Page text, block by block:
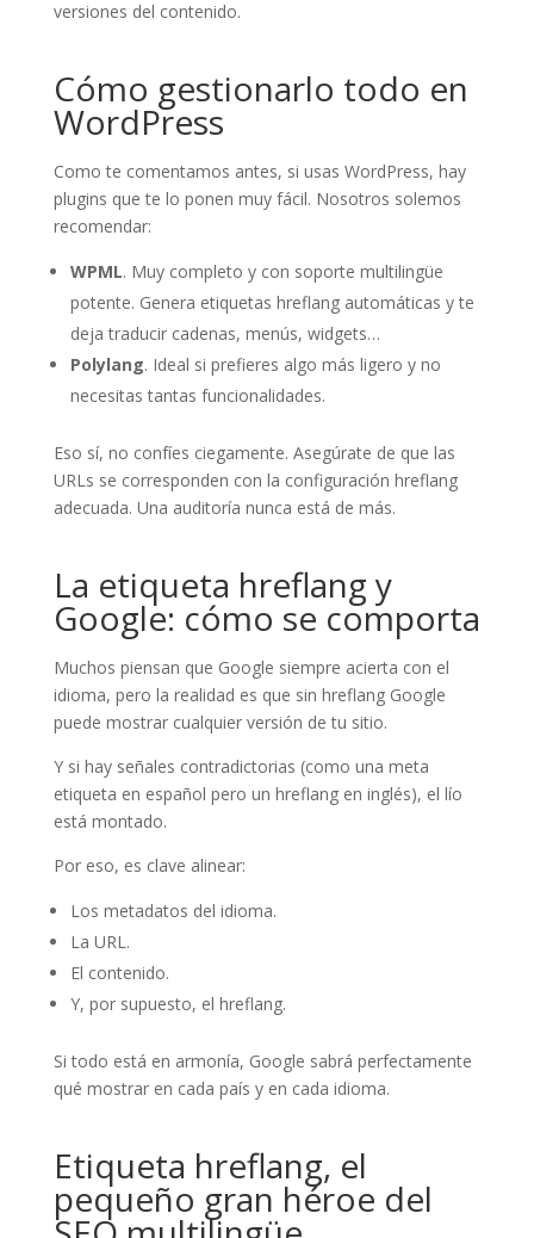
versiones del contenido.
Cómo gestionarlo todo en
WordPress
Como te comentamos antes, si usas WordPress, hay
plugins que te lo ponen muy fácil. Nosotros solemos
recomendar:
WPML. Muy completo y con soporte multilingüe
potente. Genera etiquetas hreflang automáticas y te
deja traducir cadenas, menús, widgets…
Polylang. Ideal si prefieres algo más ligero y no
necesitas tantas funcionalidades.
Eso sí, no confíes ciegamente. Asegúrate de que las
URLs se corresponden con la configuración hreflang
adecuada. Una auditoría nunca está de más.
La etiqueta hreflang y
Google: cómo se comporta
Muchos piensan que Google siempre acierta con el
idioma, pero la realidad es que sin hreflang Google
puede mostrar cualquier versión de tu sitio.
Y si hay señales contradictorias (como una meta
etiqueta en español pero un hreflang en inglés), el lío
está montado.
Por eso, es clave alinear:
Los metadatos del idioma.
La URL.
El contenido.
Y, por supuesto, el hreflang.
Si todo está en armonía, Google sabrá perfectamente
qué mostrar en cada país y en cada idioma.
Etiqueta hreflang, el
pequeño gran héroe del